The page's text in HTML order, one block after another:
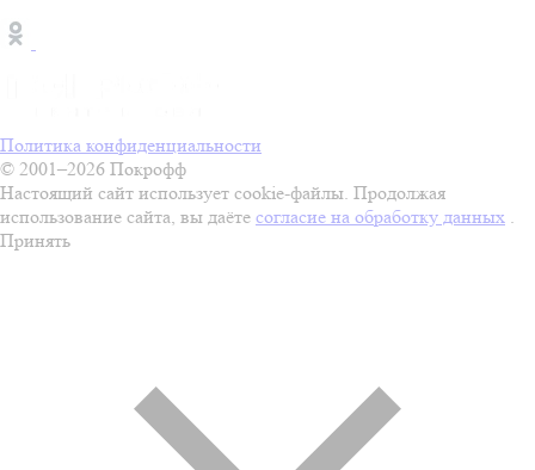
Политика конфиденциальности
© 2001–2026 Покрофф
Настоящий сайт использует cookie-файлы. Продолжая
использование сайта, вы даёте согласие на обработку данных .
Принять